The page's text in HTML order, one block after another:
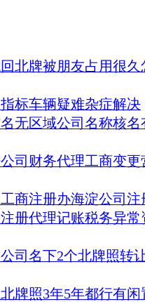
北牌被朋友占用很久
标车辆疑难杂症解决
无区域公司名称核名
司财务代理工商变更
商注册办海淀公司注
册代理记账税务异常
司名下2个北牌照转
牌照3年5年都行有闲